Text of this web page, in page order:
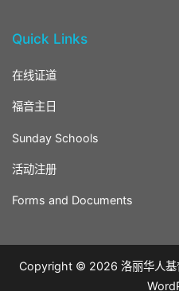
Quick Links
在线证道
福音主日
Sunday Schools
活动注册
Forms and Documents
Copyright © 2026 洛丽华人